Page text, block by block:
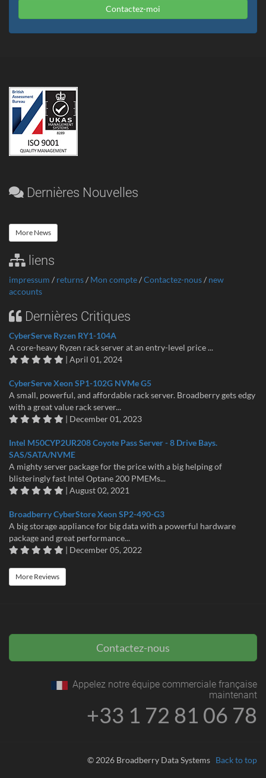
Contactez-moi
Dernières Nouvelles
More News
liens
impressum / returns/ Mon compte/Contactez-nous/ new
accounts
Dernières Critiques
CyberServe Ryzen RY1-104A
A core-heavy Ryzen rack server at an entry-level price ...
| April 01, 2024
CyberServe Xeon SP1-102G NVMe G5
A small, powerful, and affordable rack server. Broadberry gets edgy
with a great value rack server...
| December 01, 2023
Intel M50CYP2UR208 Coyote Pass Server - 8 Drive Bays.
SAS/SATA/NVME
A mighty server package for the price with a big helping of
blisteringly fast Intel Optane 200 PMEMs...
| August 02, 2021
Broadberry CyberStore Xeon SP2-490-G3
A big storage appliance for big data with a powerful hardware
package and great performance...
| December 05, 2022
More Reviews
Contactez-nous
Appelez notre équipe commerciale française
maintenant
+33 1 72 81 06 78
© 2026 Broadberry Data Systems Back to top